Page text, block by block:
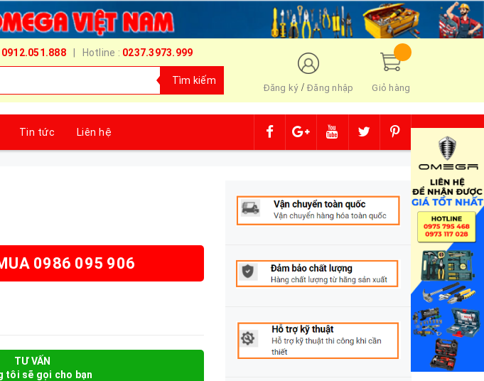
0912.051.888| Hotline : 0237.3973.999
Tìm kiếm
Đăng ký/Đăng nhập Giỏ hàng
Tin tức
Liên hệ
0986 095 906
TƯ VẤN
tôi sẽ gọi cho bạn